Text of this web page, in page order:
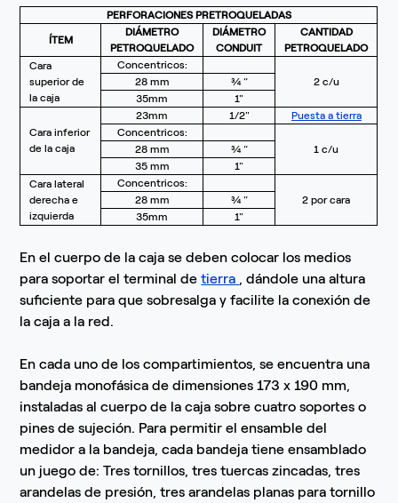
PERFORACIONES PRETROQUELADAS
ÍTEM
DIÁMETRO
PETROQUELADO
DIÁMETRO
CONDUIT
CANTIDAD
PETROQUELADO
Cara
superior de
la caja
Concentricos:
2 c/u
28 mm
¾ “
35mm
1"
Cara inferior
de la caja
23mm 1/2"
Puesta a tierra
Concentricos:
1 c/u
28 mm
¾ “
35 mm
1"
Cara lateral
derecha e
izquierda
Concentricos:
2 por cara
28 mm
¾ “
35mm
1"
En el cuerpo de la caja se deben colocar los medios
para soportar el terminal detierra
, dándole una altura
suficiente para que sobresalga y facilite la conexión de
la caja a la red.
En cada uno de los compartimientos, se encuentra una
bandeja monofásica de dimensiones 173 x 190 mm,
instaladas al cuerpo de la caja sobre cuatro soportes o
pines de sujeción. Para permitir el ensamble del
medidor a la bandeja, cada bandeja tiene ensamblado
un juego de: Tres tornillos, tres tuercas zincadas, tres
arandelas de presión, tres arandelas planas para tornillo